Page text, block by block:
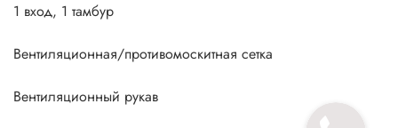
1 вход, 1 тамбур
Вентиляционная/противомоскитная сетка
Вентиляционный рукав